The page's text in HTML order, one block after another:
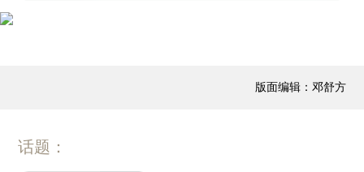
版面编辑：邓舒方
话题：